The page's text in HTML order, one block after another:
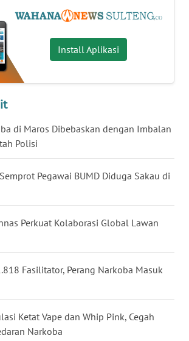
Install Aplikasi
di Maros Dibebaskan dengan Imbalan
Polisi
Pegawai BUMD Diduga Sakau di
Perkuat Kolaborasi Global Lawan
Fasilitator, Perang Narkoba Masuk
Ketat Vape dan Whip Pink, Cegah
Narkoba